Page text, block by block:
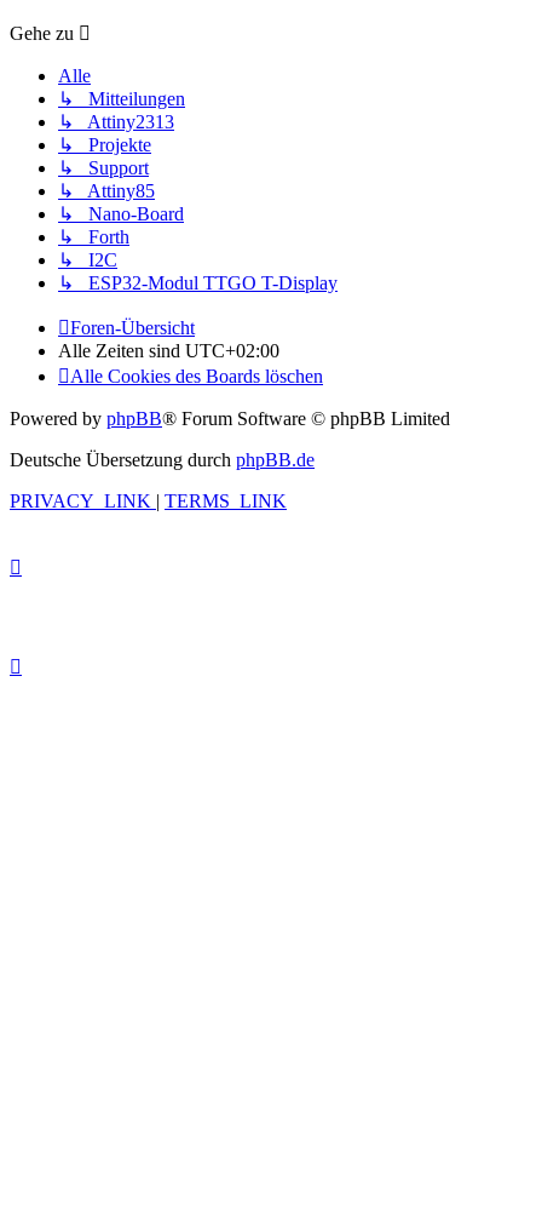
Gehe zu
Alle
↳ Mitteilungen
↳ Attiny2313
↳ Projekte
↳ Support
↳ Attiny85
↳ Nano-Board
↳ Forth
↳ I2C
↳ ESP32-Modul TTGO T-Display
Foren-Übersicht
Alle Zeiten sind UTC+02:00
Alle Cookies des Boards löschen
Powered by phpBB® Forum Software © phpBB Limited
Deutsche Übersetzung durch phpBB.de
PRIVACY_LINK | TERMS_LINK